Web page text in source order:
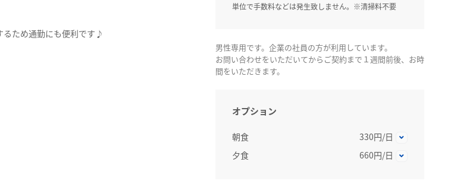
るため通勤にも便利です♪
単位で手数料などは発生致しません。※清掃料不要
男性専用です。企業の社員の方が利用しています。
お問い合わせをいただいてからご契約まで１週間前後、お時
間をいただきます。
オプション
朝食
330円/日
夕食
660円/日